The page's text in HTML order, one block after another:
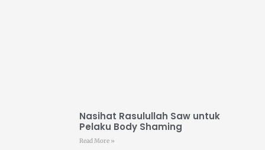
Nasihat Rasulullah Saw untuk
Pelaku Body Shaming
Read More »